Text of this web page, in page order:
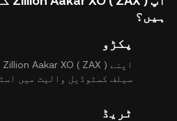
ہیں؟
پکڑو
سیلف کسٹوڈیل والیٹ میں
ٹریڈ